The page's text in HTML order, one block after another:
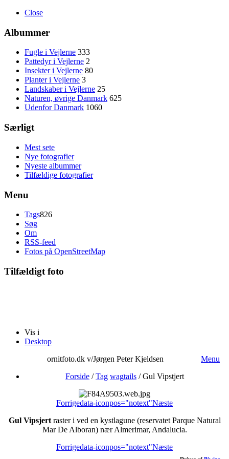
Close
Albummer
Fugle i Vejlerne 333
Pattedyr i Vejlerne 2
Insekter i Vejlerne 80
Planter i Vejlerne 3
Landskaber i Vejlerne 25
Naturen, øvrige Danmark 625
Udenfor Danmark 1060
Særligt
Mest sete
Nye fotografier
Nyeste albummer
Tilfældige fotografier
Menu
Tags826
Søg
Om
RSS-feed
Fotos på OpenStreetMap
Tilfældigt foto
Vis i
Desktop
ornitfoto.dk v/Jørgen Peter Kjeldsen
Menu
Forside /Tag wagtails /Gul Vipstjert
Forrigedata-iconpos="notext"Næste
Gul Vipsjertraster i ved en kystlagune (reservatet Parque Natural
Mar De Alboran) nær Almerimar, Andalucia.
Forrigedata-iconpos="notext"Næste